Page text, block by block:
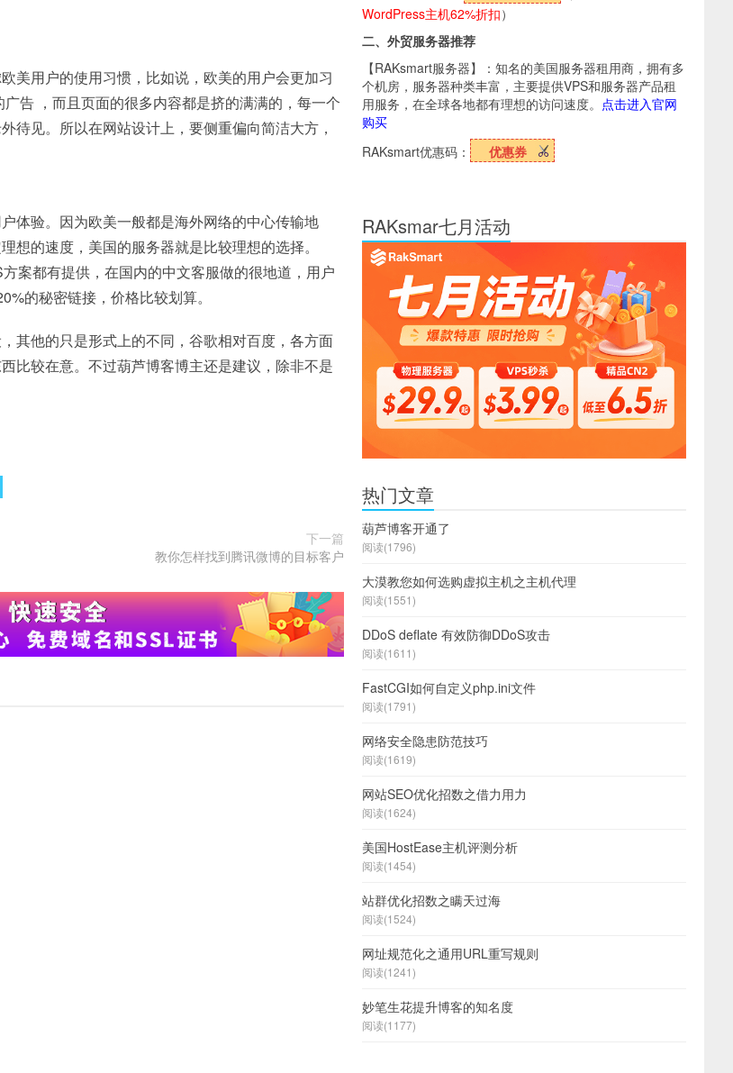
美用户的使用习惯，比如说，欧美的用户会更加习
告 ，而且页面的很多内容都是挤的满满的，每一个
待见。所以在网站设计上，要侧重偏向简洁大方，
体验。因为欧美一般都是海外网络的中心传输地
的速度，美国的服务器就是比较理想的选择。
案都有提供，在国内的中文客服做的很地道，用户
的秘密链接，价格比较划算。
其他的只是形式上的不同，谷歌相对百度，各方面
比较在意。不过葫芦博客博主还是建议，除非不是
下一篇
教你怎样找到腾讯微博的目标客户
WordPress主机62%折扣）
二、外贸服务器推荐
【RAKsmart服务器】：知名的美国服务器租用商，拥有多
个机房，服务器种类丰富，主要提供VPS和服务器产品租
用服务，在全球各地都有理想的访问速度。 点击进入官网
购买
RAKsmart优惠码：
优惠券
RAKsmar七月活动
热门文章
葫芦博客开通了
阅读(1796)
大漠教您如何选购虚拟主机之主机代理
阅读(1551)
DDoS deflate 有效防御DDoS攻击
阅读(1611)
FastCGI如何自定义php.ini文件
阅读(1791)
网络安全隐患防范技巧
阅读(1619)
网站SEO优化招数之借力用力
阅读(1624)
美国HostEase主机评测分析
阅读(1454)
站群优化招数之瞒天过海
阅读(1524)
网址规范化之通用URL重写规则
阅读(1241)
妙笔生花提升博客的知名度
阅读(1177)